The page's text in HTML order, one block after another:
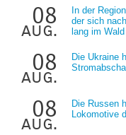
08
aug.
In der
der sich
lang im
08
aug.
Die Ukraine
08
aug.
Die Russen
Lokomotive